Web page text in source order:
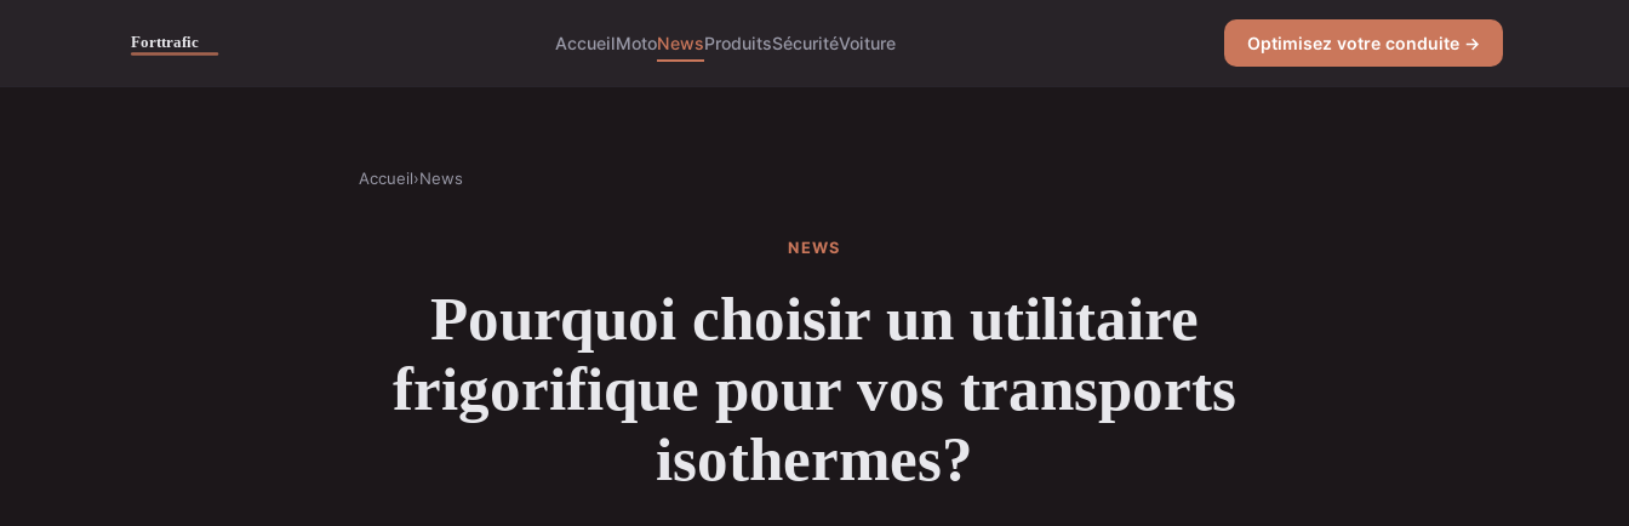
AccueilMotoNewsProduitsSécuritéVoiture Optimisez votre conduite →
Accueil›News
NEWS
Pourquoi choisir un utilitaire
frigorifique pour vos transports
isothermes?